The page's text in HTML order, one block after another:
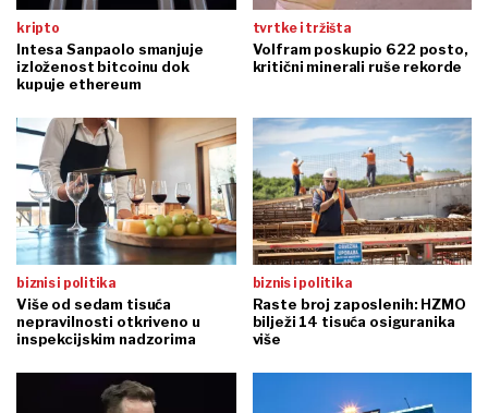
kripto
Intesa Sanpaolo smanjuje
izloženost bitcoinu dok
kupuje ethereum
tvrtke i tržišta
Volfram poskupio 622 posto,
kritični minerali ruše rekorde
biznis i politika
Više od sedam tisuća
nepravilnosti otkriveno u
inspekcijskim nadzorima
biznis i politika
Raste broj zaposlenih: HZMO
bilježi 14 tisuća osiguranika
više